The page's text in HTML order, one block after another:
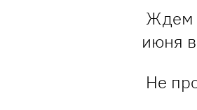
Ждем
июня
Не